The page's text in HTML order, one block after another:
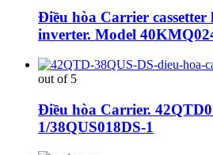
Điều hòa Carrier cassetter
inverter. Model
out of 5
Điều hòa Carrier.
1/38QUS018DS-1